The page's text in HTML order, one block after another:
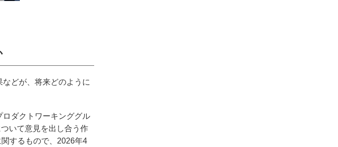
どが、将来どのように
ダクトワーキンググル
いて意見を出し合う作
するもので、2026年4